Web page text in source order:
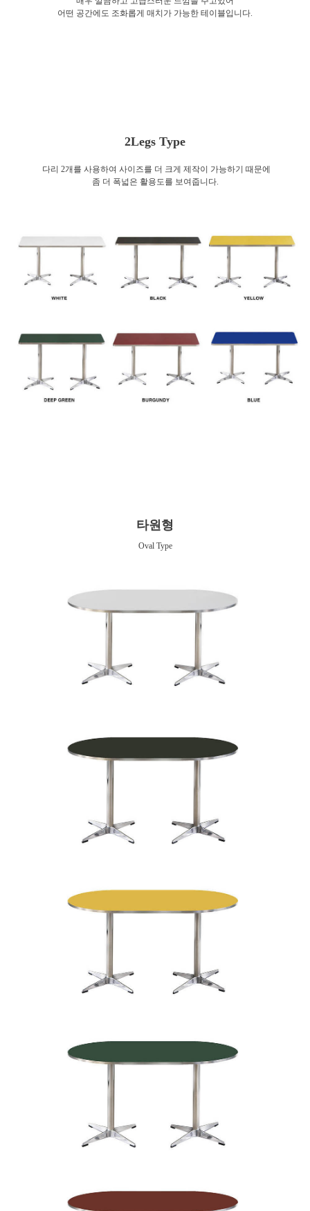
어떤 공간에도 조화롭게 매치가 가능한 테이블입니다.
2Legs Type
다리 2개를 사용하여 사이즈를 더 크게 제작이 가능하기 때문에
좀 더 폭넓은 활용도를 보여줍니다.
타원형
Oval Type